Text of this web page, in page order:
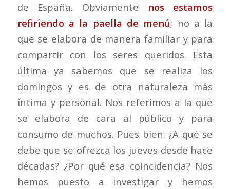
de España. Obviamente nos estamos
refiriendo a la paella de menú; no a la
que se elabora de manera familiar y para
compartir con los seres queridos. Esta
última ya sabemos que se realiza los
domingos y es de otra naturaleza más
íntima y personal. Nos referimos a la que
se elabora de cara al público y para
consumo de muchos. Pues bien: ¿A qué se
debe que se ofrezca los jueves desde hace
décadas? ¿Por qué esa coincidencia? Nos
hemos puesto a investigar y hemos